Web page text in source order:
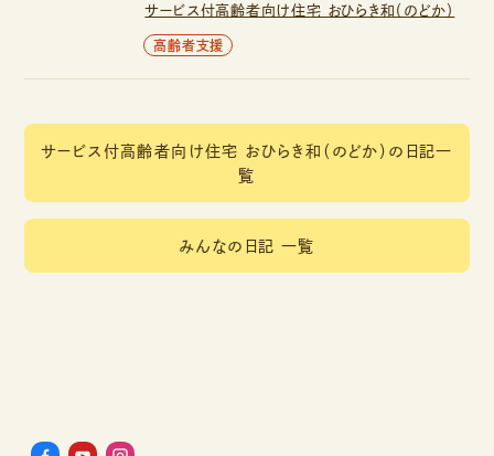
サービス付高齢者向け住宅 おひらき和（のどか）
高齢者支援
サービス付高齢者向け住宅 おひらき和（のどか）の日記一
覧
みんなの日記 一覧